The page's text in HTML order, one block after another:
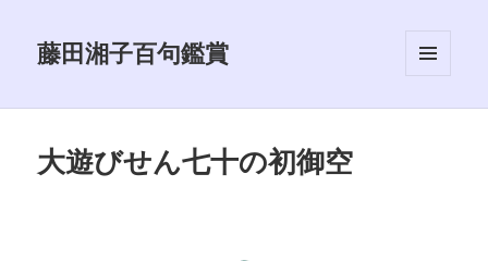
藤田湘子百句鑑賞
ーとウ
大遊びせん七十の初御空